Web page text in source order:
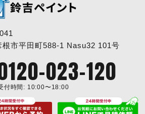
根市平田町588-1 Nasu32 101号
023-120
付時間: 10:00〜18:00